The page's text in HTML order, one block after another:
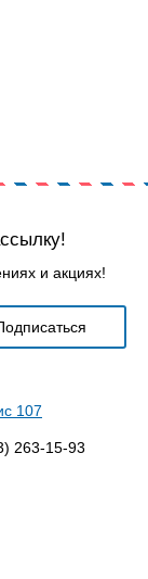
и акциях!
107
263-15-93